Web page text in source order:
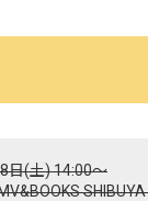
日(土) 14:00～